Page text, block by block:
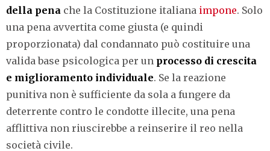
della pena che la Costituzione italiana impone. Solo
una pena avvertita come giusta (e quindi
proporzionata) dal condannato può costituire una
valida base psicologica per un processo di crescita
e miglioramento individuale. Se la reazione
punitiva non è sufficiente da sola a fungere da
deterrente contro le condotte illecite, una pena
afflittiva non riuscirebbe a reinserire il reo nella
società civile.